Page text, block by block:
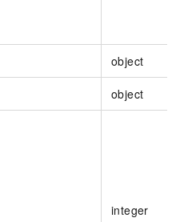
object
object
integer